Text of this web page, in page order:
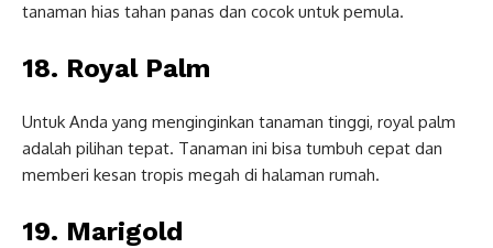
tanaman hias tahan panas dan cocok untuk pemula.
18. Royal Palm
Untuk Anda yang menginginkan tanaman tinggi, royal palm
adalah pilihan tepat. Tanaman ini bisa tumbuh cepat dan
memberi kesan tropis megah di halaman rumah.
19. Marigold